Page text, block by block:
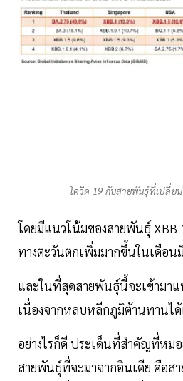
โควิด 19 กับสายพันธุ์ที่เปลี่ย
โดยมีแนวโน้มของสายพันธุ์ XBB
ทางตะวันตกเพิ่มมากขึ้นในเดือน
และในที่สุดสายพันธุ์นี้จะเข้ามา
เนื่องจากหลบหลีกภูมิต้านทานได้
อย่างไรก็ดี ประเด็นที่สำคัญที่หม
สายพันธุ์ที่จะมาจากอินเดีย คือส